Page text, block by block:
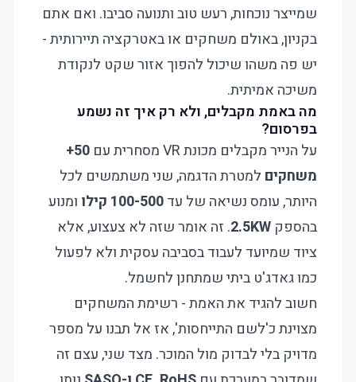
שמייצר נוכחות, רעש טוב ותנועה סביבו. ואם אתם
בקניון, באולם משחקים או באטרקציה תיירותית -
יש פה משהו שיכול להפוך אזור שקט לנקודת
משיכה אמיתית.
מה באמת מקבלים, ולא רק איך זה נשמע
בפרסום?
על הנייר מקבלים מכונת VR מסחרית עם
50+
משחקים למטרת הדגמה, שני משתמשים לכל
היותר, עומס נשיאה של עד100-500 קילו
ומנוע
בהספק2.5KW. זה אומר שזה לא צעצוע, אלא
ציוד שמיועד לעבוד בסביבה עסקית ולא לפעול
כמו גאדג'ט ביתי שמתחנן לחשמל.
חשוב להגיד את האמת - רשימת המשחקים
מצוינת כ'לשם התייחסות', אז אל תבנו על מספר
מדויק בלי לבדוק מול המוכר. מצד שני, עצם זה